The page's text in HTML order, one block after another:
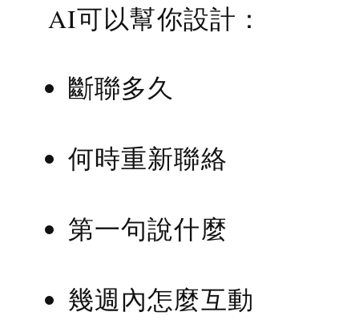
AI可以幫你設計：
斷聯多久
何時重新聯絡
第一句說什麼
幾週內怎麼互動